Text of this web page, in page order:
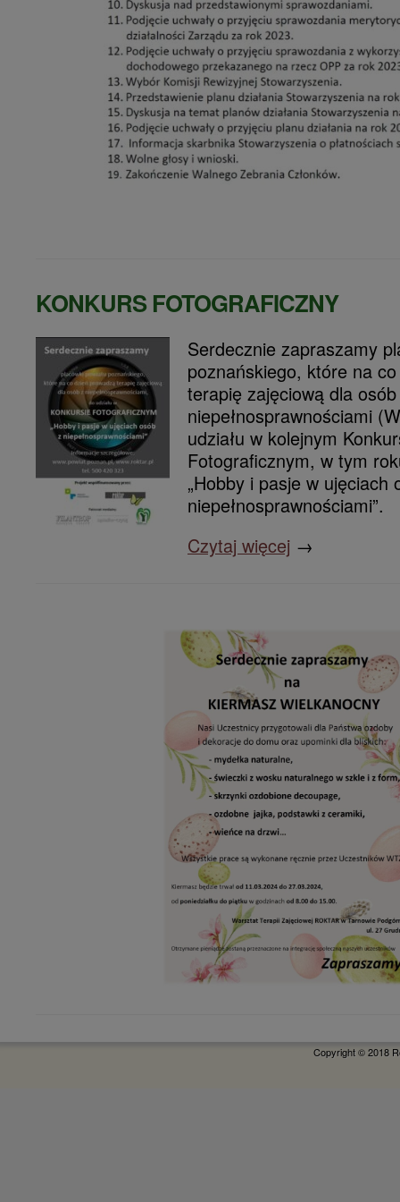
KONKURS FOTOGRAFICZNY
Serdecznie zapraszamy
poznańskiego, które na
terapię zajęciową dla
niepełnosprawnościami
udziału w kolejnym
Fotograficznym, w tym
„Hobby i pasje w ujęciach
niepełnosprawnościami”.
Czytaj więcej →
Copyright © 2018